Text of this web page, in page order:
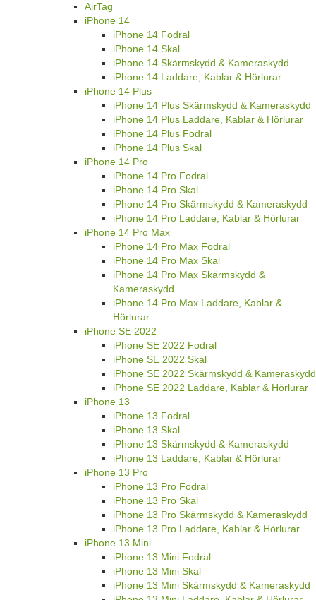
AirTag
iPhone 14
iPhone 14 Fodral
iPhone 14 Skal
iPhone 14 Skärmskydd & Kameraskydd
iPhone 14 Laddare, Kablar & Hörlurar
iPhone 14 Plus
iPhone 14 Plus Skärmskydd & Kameraskydd
iPhone 14 Plus Laddare, Kablar & Hörlurar
iPhone 14 Plus Fodral
iPhone 14 Plus Skal
iPhone 14 Pro
iPhone 14 Pro Fodral
iPhone 14 Pro Skal
iPhone 14 Pro Skärmskydd & Kameraskydd
iPhone 14 Pro Laddare, Kablar & Hörlurar
iPhone 14 Pro Max
iPhone 14 Pro Max Fodral
iPhone 14 Pro Max Skal
iPhone 14 Pro Max Skärmskydd &
Kameraskydd
iPhone 14 Pro Max Laddare, Kablar &
Hörlurar
iPhone SE 2022
iPhone SE 2022 Fodral
iPhone SE 2022 Skal
iPhone SE 2022 Skärmskydd & Kameraskydd
iPhone SE 2022 Laddare, Kablar & Hörlurar
iPhone 13
iPhone 13 Fodral
iPhone 13 Skal
iPhone 13 Skärmskydd & Kameraskydd
iPhone 13 Laddare, Kablar & Hörlurar
iPhone 13 Pro
iPhone 13 Pro Fodral
iPhone 13 Pro Skal
iPhone 13 Pro Skärmskydd & Kameraskydd
iPhone 13 Pro Laddare, Kablar & Hörlurar
iPhone 13 Mini
iPhone 13 Mini Fodral
iPhone 13 Mini Skal
iPhone 13 Mini Skärmskydd & Kameraskydd